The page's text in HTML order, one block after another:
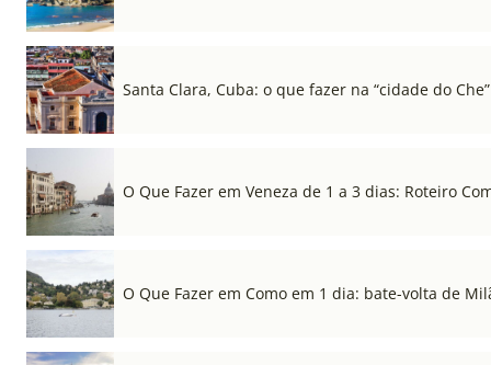
Santa Clara, Cuba: o que fazer na “cidade do Che”
O Que Fazer em Veneza de 1 a 3 dias: Roteiro
O Que Fazer em Como em 1 dia: bate-volta de